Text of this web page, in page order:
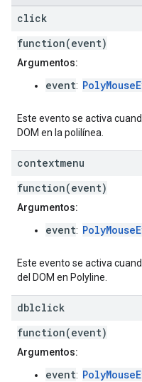
click
function(event)
Argumentos:
event:
Este evento se activa
DOM en la polilínea.
contextmenu
function(event)
Argumentos:
event:
Este evento se activa
del DOM en Polyline.
dblclick
function(event)
Argumentos:
event: